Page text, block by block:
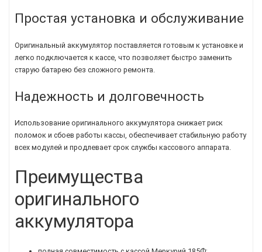
Простая установка и обслуживание
Оригинальный аккумулятор поставляется готовым к установке и
легко подключается к кассе, что позволяет быстро заменить
старую батарею без сложного ремонта.
Надежность и долговечность
Использование оригинального аккумулятора снижает риск
поломок и сбоев работы кассы, обеспечивает стабильную работу
всех модулей и продлевает срок службы кассового аппарата.
Преимущества
оригинального
аккумулятора